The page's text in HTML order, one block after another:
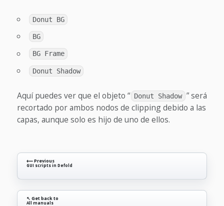
Donut BG
BG
BG Frame
Donut Shadow
Aquí puedes ver que el objeto “ Donut Shadow ” será
recortado por ambos nodos de clipping debido a las
capas, aunque solo es hijo de uno de ellos.
⟵ Previous
GUI scripts in Defold
↖ Get back to
All manuals